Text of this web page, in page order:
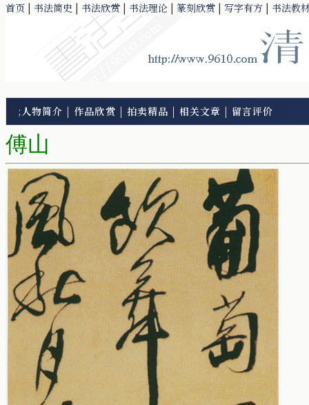
首页 | 书法简史 | 书法欣赏 | 书法理论 | 篆刻欣赏 | 写字有方 | 书法教
; 人物简介 | 作品欣赏 | 拍卖精品 | 相关文章 | 留言评价
傅山